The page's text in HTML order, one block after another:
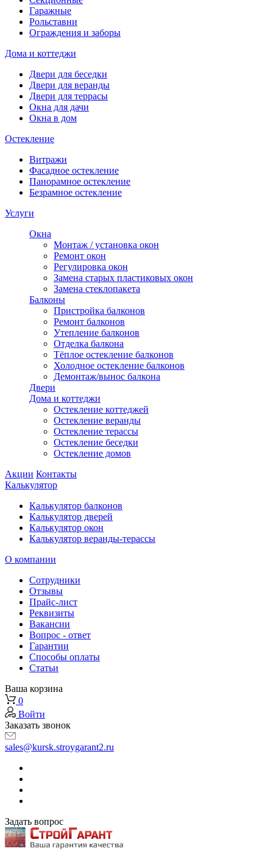
Гаражные
Рольставни
Ограждения и заборы
Дома и коттеджи
Двери для беседки
Двери для веранды
Двери для террасы
Окна для дачи
Окна в дом
Остекление
Витражи
Фасадное остекление
Панорамное остекление
Безрамное остекление
Услуги
Окна
Монтаж / установка окон
Ремонт окон
Регулировка окон
Замена старых пластиковых окон
Замена стеклопакета
Балконы
Пристройка балконов
Ремонт балконов
Утепление балконов
Отделка балкона
Тёплое остекление балконов
Холодное остекление балконов
Демонтаж/вынос балкона
Двери
Дома и коттеджи
Остекление коттеджей
Остекление веранды
Остекление терассы
Остекление беседки
Остекление домов
Акции Контакты
Калькулятор
Калькулятор балконов
Калькулятор дверей
Калькулятор окон
Калькулятор веранды-терассы
О компании
Сотрудники
Отзывы
Прайс-лист
Реквизиты
Вакансии
Вопрос - ответ
Гарантии
Способы оплаты
Статьи
Ваша корзина
0
Войти
Заказать звонок
sales@kursk.stroygarant2.ru
Задать вопрос